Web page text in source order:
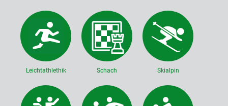
Leichtathlethik Schach Skialpin